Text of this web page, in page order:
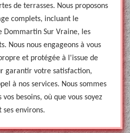
de terrasses. Nous proposons
complets, incluant le
Dommartin Sur Vraine, les
Nous nous engageons à vous
et protégée à l'issue de
garantir votre satisfaction,
à nos services. Nous sommes
besoins, où que vous soyez
environs.